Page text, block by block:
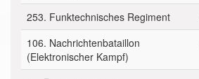
253. Funktechnisches Regiment
106. Nachrichtenbataillon
(Elektronischer Kampf)